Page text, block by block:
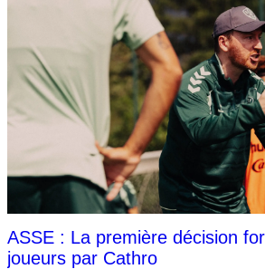
ASSE : La première décision
joueurs par Cathro